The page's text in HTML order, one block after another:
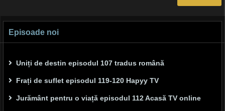
Episoade noi
Uniți de destin episodul 107 tradus română
Frați de suflet episodul 119-120 Hapyy TV
Jurământ pentru o viață episodul 112 Acasă TV online